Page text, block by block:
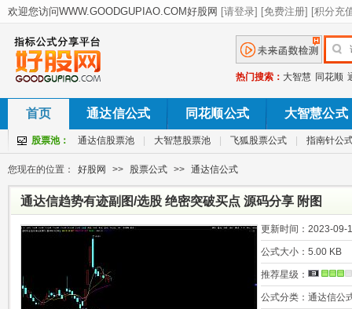
热门搜索： 大智慧 同花顺
首页 通达信公式 同花顺公式 大智慧公式
股票池： 通达信股票池 大智慧股票池 飞狐股票公式 指南针公
您现在的位置： 好股网 >> 股票公式 >> 通达信公式
通达信趋势有迹副图/选股 绝密突破买点 源码分享 附图
更新时间： 2023-09-
公式大小： 5.00 KB
推荐星级：
公式分类： 通达信公